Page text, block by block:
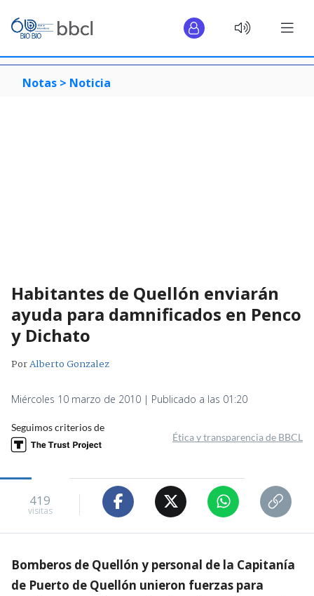
Notas > Noticia
Habitantes de Quellón enviarán
ayuda para damnificados en Penco
y Dichato
PorAlberto Gonzalez
Miércoles 10 marzo de 2010 | Publicado a las 01:20
Seguimos criterios de
Ética y transparencia de BBCL
419
visitas
Bomberos de Quellón y personal de la Capitanía
de Puerto de Quellón unieron fuerzas para